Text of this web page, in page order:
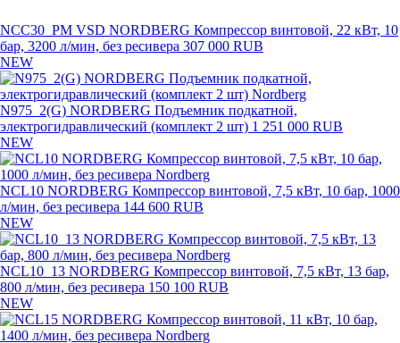
NCC30_PM VSD NORDBERG Компрессор винтовой, 22 кВт, 10
бар, 3200 л/мин, без ресивера 307 000 RUB
NEW
N975_2(G) NORDBERG Подъемник подкатной,
электрогидравлический (комплект 2 шт) 1 251 000 RUB
NEW
NCL10 NORDBERG Компрессор винтовой, 7,5 кВт, 10 бар, 1000
л/мин, без ресивера 144 600 RUB
NEW
NCL10_13 NORDBERG Компрессор винтовой, 7,5 кВт, 13 бар,
800 л/мин, без ресивера 150 100 RUB
NEW